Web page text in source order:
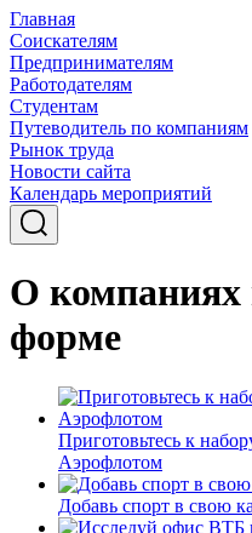
Главная
Соискателям
Предпринимателям
Работодателям
Студентам
Путеводитель по компаниям
Рынок труда
Новости сайта
Календарь мероприятий
О компаниях
форме
Приготовьтесь к
Аэрофлотом
Добавь спорт в свою